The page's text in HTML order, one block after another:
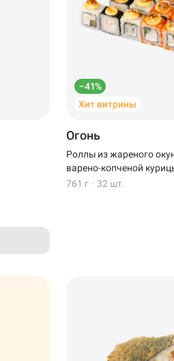
–41%
Хит витрины
Огонь
Роллы из жареного
варено-копченой
761 г · 32 шт.
Выбрать ресторан